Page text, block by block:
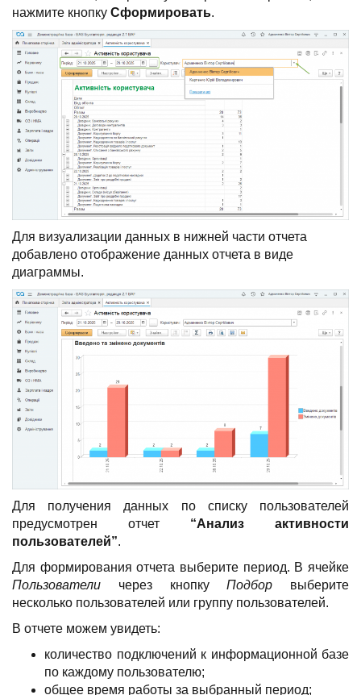
нажмите кнопку Сформировать.
Для визуализации данных в нижней части отчета
добавлено отображение данных отчета в виде
диаграммы.
Для получения данных по списку пользователей
предусмотрен отчет “Анализ активности
пользователей”.
Для формирования отчета выберите период. В ячейке
Пользователи через кнопкуПодбор выберите
несколько пользователей или группу пользователей.
В отчете можем увидеть:
количество подключений к информационной базе
по каждому пользователю;
общее время работы за выбранный период;